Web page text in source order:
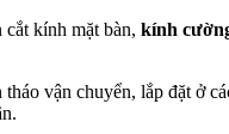
kính mặt bàn, kính
tháo vận chuyển, lắp đặt ở